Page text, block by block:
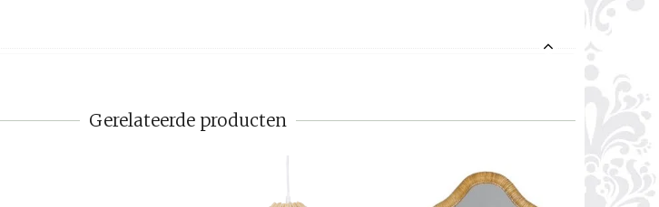
Gerelateerde producten